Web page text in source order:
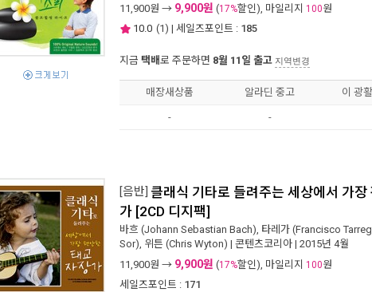
11,900원 → 9,900원 (17%할인), 마일리지 100원
10.0 (1) | 세일즈포인트 : 185
지금 택배로 주문하면 8월 11일 출고 지역변경
매장새상품 알라딘 중고 이 광
- -
[음반] 클래식 기타로 들려주는 세상에서 가
가 [2CD 디지팩]
바흐 (Johann Sebastian Bach) 타레가 (Francisco
Sor) 위튼 (Chris Wyton) | 콘텐츠코리아 | 2015년 4월
11,900원 → 9,900원 (17%할인), 마일리지 100원
세일즈포인트 : 171